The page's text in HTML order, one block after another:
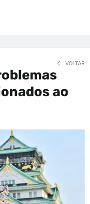
VOLTAR
ao